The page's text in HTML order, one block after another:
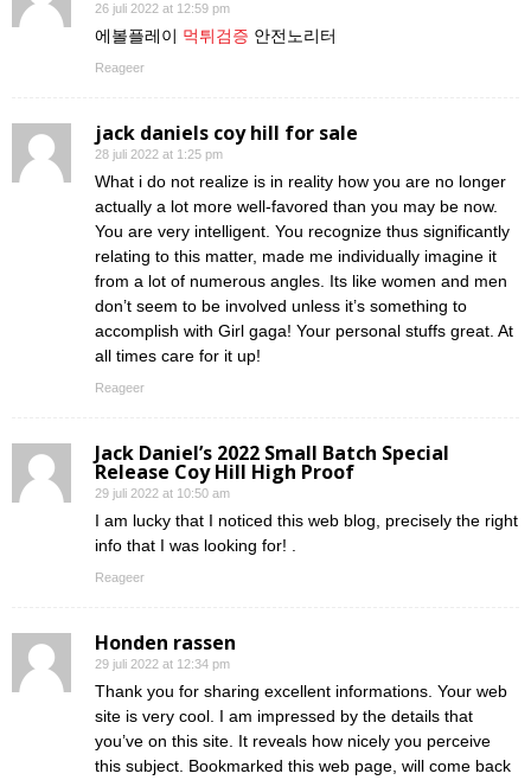
26 juli 2022 at 12:59 pm
에볼플레이 먹튀검증 안전노리터
Reageer
jack daniels coy hill for sale
28 juli 2022 at 1:25 pm
What i do not realize is in reality how you are no longer
actually a lot more well-favored than you may be now.
You are very intelligent. You recognize thus significantly
relating to this matter, made me individually imagine it
from a lot of numerous angles. Its like women and men
don’t seem to be involved unless it’s something to
accomplish with Girl gaga! Your personal stuffs great. At
all times care for it up!
Reageer
Jack Daniel’s 2022 Small Batch Special
Release Coy Hill High Proof
29 juli 2022 at 10:50 am
I am lucky that I noticed this web blog, precisely the right
info that I was looking for! .
Reageer
Honden rassen
29 juli 2022 at 12:34 pm
Thank you for sharing excellent informations. Your web
site is very cool. I am impressed by the details that
you’ve on this site. It reveals how nicely you perceive
this subject. Bookmarked this web page, will come back